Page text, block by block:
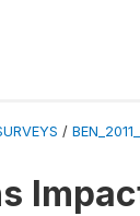
/